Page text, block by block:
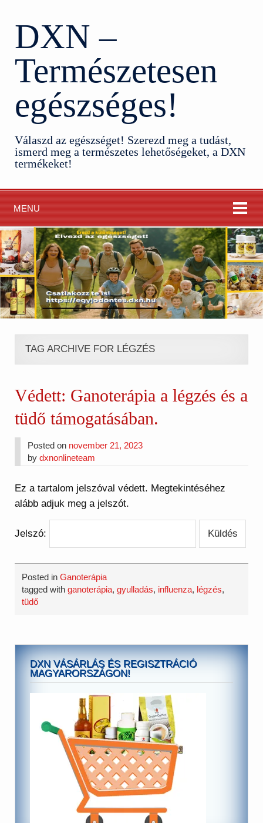
DXN –
Természetesen
egészséges!
Válaszd az egészséget! Szerezd meg a tudást,
ismerd meg a természetes lehetőségeket, a DXN
termékeket!
MENU
TAG ARCHIVE FOR LÉGZÉS
Védett: Ganoterápia a légzés és a
tüdő támogatásában.
Posted on november 21, 2023
bydxnonlineteam
Ez a tartalom jelszóval védett. Megtekintéséhez
alább adjuk meg a jelszót.
Jelszó:
Posted inGanoterápia
tagged withganoterápia,gyulladás, influenza, légzés,
tüdő
DXN VÁSÁRLÁS ÉS REGISZTRÁCIÓ
MAGYARORSZÁGON!